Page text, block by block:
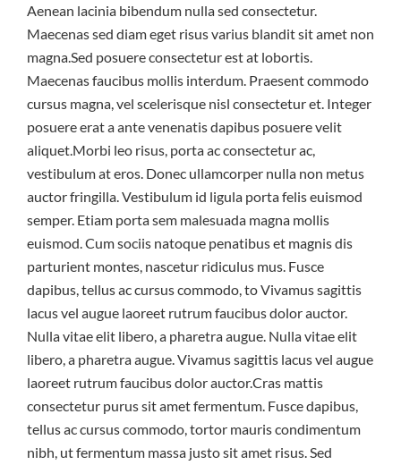
Aenean lacinia bibendum nulla sed consectetur.
Maecenas sed diam eget risus varius blandit sit amet non
magna.Sed posuere consectetur est at lobortis.
Maecenas faucibus mollis interdum. Praesent commodo
cursus magna, vel scelerisque nisl consectetur et. Integer
posuere erat a ante venenatis dapibus posuere velit
aliquet.Morbi leo risus, porta ac consectetur ac,
vestibulum at eros. Donec ullamcorper nulla non metus
auctor fringilla. Vestibulum id ligula porta felis euismod
semper. Etiam porta sem malesuada magna mollis
euismod. Cum sociis natoque penatibus et magnis dis
parturient montes, nascetur ridiculus mus. Fusce
dapibus, tellus ac cursus commodo, to Vivamus sagittis
lacus vel augue laoreet rutrum faucibus dolor auctor.
Nulla vitae elit libero, a pharetra augue. Nulla vitae elit
libero, a pharetra augue. Vivamus sagittis lacus vel augue
laoreet rutrum faucibus dolor auctor.Cras mattis
consectetur purus sit amet fermentum. Fusce dapibus,
tellus ac cursus commodo, tortor mauris condimentum
nibh, ut fermentum massa justo sit amet risus. Sed